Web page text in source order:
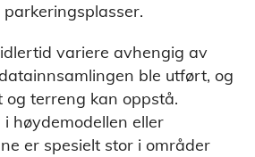
variere avhengig av
ble utført, og
terreng kan oppstå.
høydemodellen eller
er spesielt stor i områder